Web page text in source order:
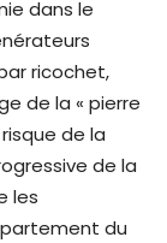
dans le
ricochet,
de la « pierre
de la
de la
les
du